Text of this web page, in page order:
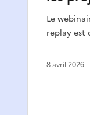
Le
replay est
8 avril 2026